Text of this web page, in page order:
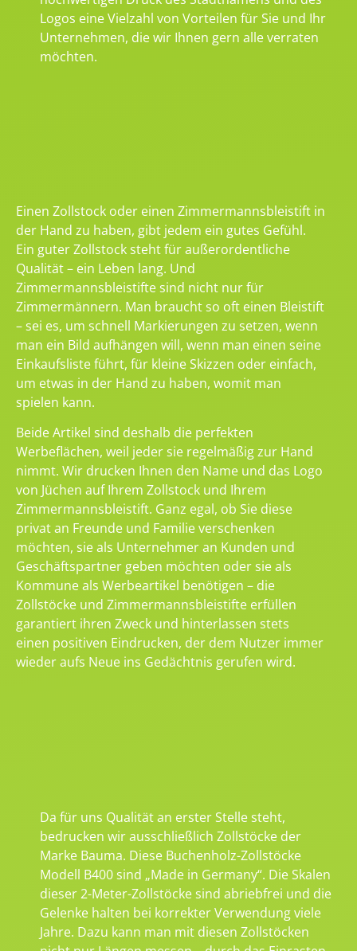
Logos eine Vielzahl von Vorteilen für Sie und Ihr
Unternehmen, die wir Ihnen gern alle verraten
möchten.
Einen Zollstock oder einen Zimmermannsbleistift in
der Hand zu haben, gibt jedem ein gutes Gefühl.
Ein guter Zollstock steht für außerordentliche
Qualität – ein Leben lang. Und
Zimmermannsbleistifte sind nicht nur für
Zimmermännern. Man braucht so oft einen Bleistift
– sei es, um schnell Markierungen zu setzen, wenn
man ein Bild aufhängen will, wenn man einen seine
Einkaufsliste führt, für kleine Skizzen oder einfach,
um etwas in der Hand zu haben, womit man
spielen kann.
Beide Artikel sind deshalb die perfekten
Werbeflächen, weil jeder sie regelmäßig zur Hand
nimmt. Wir drucken Ihnen den Name und das Logo
von Jüchen auf Ihrem Zollstock und Ihrem
Zimmermannsbleistift. Ganz egal, ob Sie diese
privat an Freunde und Familie verschenken
möchten, sie als Unternehmer an Kunden und
Geschäftspartner geben möchten oder sie als
Kommune als Werbeartikel benötigen – die
Zollstöcke und Zimmermannsbleistifte erfüllen
garantiert ihren Zweck und hinterlassen stets
einen positiven Eindrucken, der dem Nutzer immer
wieder aufs Neue ins Gedächtnis gerufen wird.
Da für uns Qualität an erster Stelle steht,
bedrucken wir ausschließlich Zollstöcke der
Marke Bauma. Diese Buchenholz-Zollstöcke
Modell B400 sind „Made in Germany“. Die Skalen
dieser 2-Meter-Zollstöcke sind abriebfrei und die
Gelenke halten bei korrekter Verwendung viele
Jahre. Dazu kann man mit diesen Zollstöcken